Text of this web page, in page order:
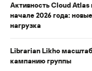
Активность Cloud Atlas
начале 2026 года:
нагрузка
Librarian Likho
кампанию группы